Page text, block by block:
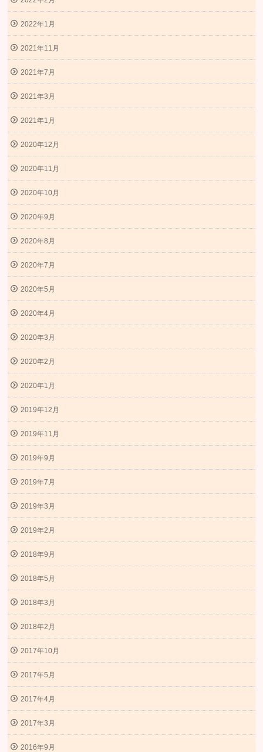
2022年1月
2021年11月
2021年7月
2021年3月
2021年1月
2020年12月
2020年11月
2020年10月
2020年9月
2020年8月
2020年7月
2020年5月
2020年4月
2020年3月
2020年2月
2020年1月
2019年12月
2019年11月
2019年9月
2019年7月
2019年3月
2019年2月
2018年9月
2018年5月
2018年3月
2018年2月
2017年10月
2017年5月
2017年4月
2017年3月
2016年9月